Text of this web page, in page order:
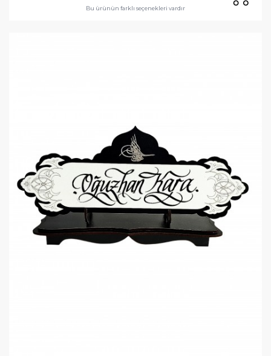
Bu ürünün farklı seçenekleri vardır